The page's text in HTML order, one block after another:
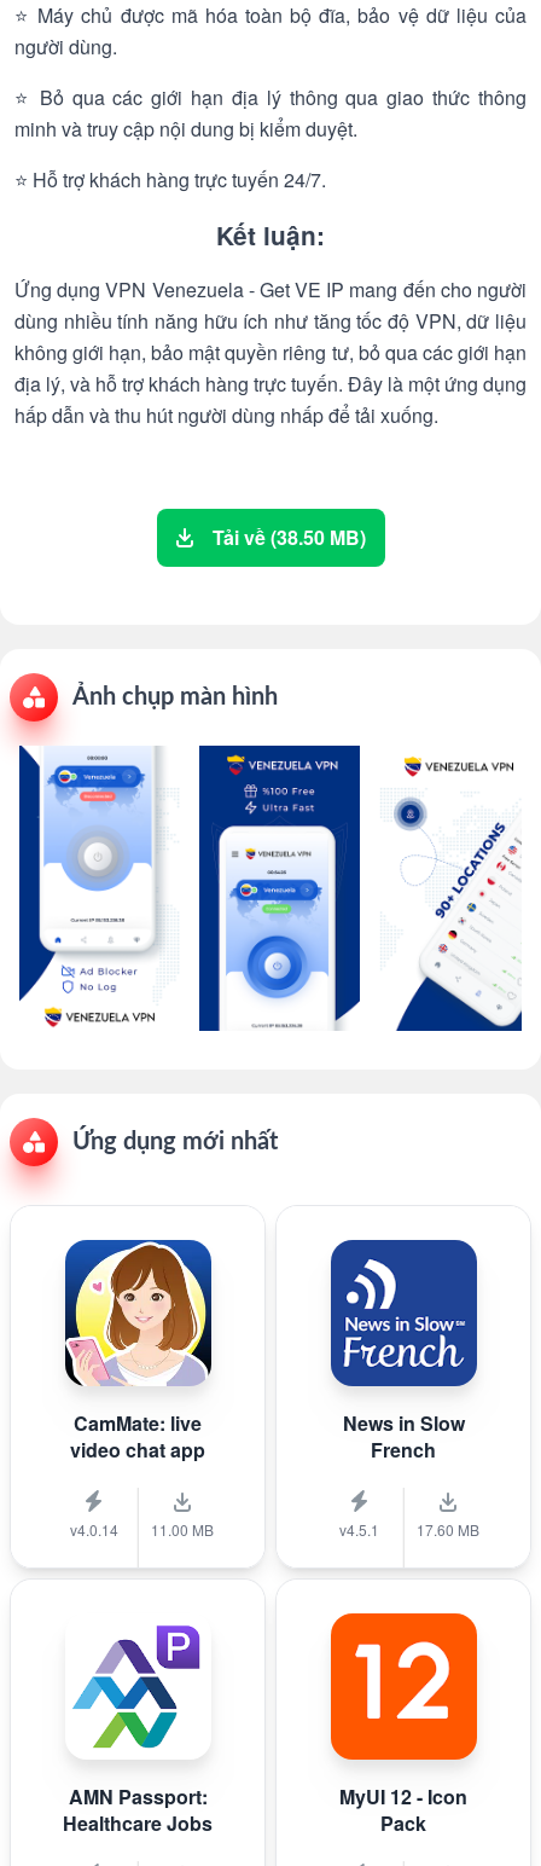
⭐ Máy chủ được mã hóa toàn bộ đĩa, bảo vệ dữ liệu của
người dùng.
⭐ Bỏ qua các giới hạn địa lý thông qua giao thức thông
minh và truy cập nội dung bị kiểm duyệt.
⭐ Hỗ trợ khách hàng trực tuyến 24/7.
Kết luận:
Ứng dụng VPN Venezuela - Get VE IP mang đến cho người
dùng nhiều tính năng hữu ích như tăng tốc độ VPN, dữ liệu
không giới hạn, bảo mật quyền riêng tư, bỏ qua các giới hạn
địa lý, và hỗ trợ khách hàng trực tuyến. Đây là một ứng dụng
hấp dẫn và thu hút người dùng nhấp để tải xuống.
Tải về (38.50 MB)
Ảnh chụp màn hình
Ứng dụng mới nhất
CamMate: live
video chat app
v4.0.14 11.00 MB
News in Slow
French
v4.5.1 17.60 MB
AMN Passport:
Healthcare Jobs
MyUI 12 - Icon
Pack